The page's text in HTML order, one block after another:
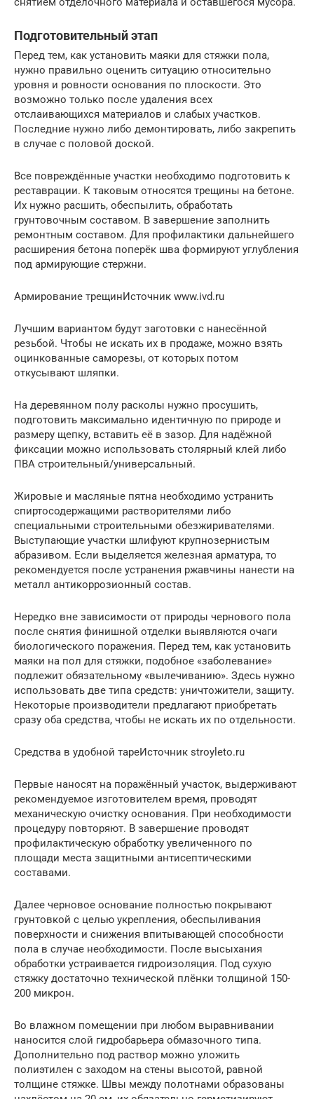
Подготовительный этап
Перед тем, как установить маяки для стяжки пола,
нужно правильно оценить ситуацию относительно
уровня и ровности основания по плоскости. Это
возможно только после удаления всех
отслаивающихся материалов и слабых участков.
Последние нужно либо демонтировать, либо закрепить
в случае с половой доской.
Все повреждённые участки необходимо подготовить к
реставрации. К таковым относятся трещины на бетоне.
Их нужно расшить, обеспылить, обработать
грунтовочным составом. В завершение заполнить
ремонтным составом. Для профилактики дальнейшего
расширения бетона поперёк шва формируют углубления
под армирующие стержни.
Армирование трещинИсточник www.ivd.ru
Лучшим вариантом будут заготовки с нанесённой
резьбой. Чтобы не искать их в продаже, можно взять
оцинкованные саморезы, от которых потом
откусывают шляпки.
На деревянном полу расколы нужно просушить,
подготовить максимально идентичную по природе и
размеру щепку, вставить её в зазор. Для надёжной
фиксации можно использовать столярный клей либо
ПВА строительный/универсальный.
Жировые и масляные пятна необходимо устранить
спиртосодержащими растворителями либо
специальными строительными обезжиривателями.
Выступающие участки шлифуют крупнозернистым
абразивом. Если выделяется железная арматура, то
рекомендуется после устранения ржавчины нанести на
металл антикоррозионный состав.
Нередко вне зависимости от природы чернового пола
после снятия финишной отделки выявляются очаги
биологического поражения. Перед тем, как установить
маяки на пол для стяжки, подобное «заболевание»
подлежит обязательному «вылечиванию». Здесь нужно
использовать две типа средств: уничтожители, защиту.
Некоторые производители предлагают приобретать
сразу оба средства, чтобы не искать их по отдельности.
Средства в удобной тареИсточник stroyleto.ru
Первые наносят на поражённый участок, выдерживают
рекомендуемое изготовителем время, проводят
механическую очистку основания. При необходимости
процедуру повторяют. В завершение проводят
профилактическую обработку увеличенного по
площади места защитными антисептическими
составами.
Далее черновое основание полностью покрывают
грунтовкой с целью укрепления, обеспыливания
поверхности и снижения впитывающей способности
пола в случае необходимости. После высыхания
обработки устраивается гидроизоляция. Под сухую
стяжку достаточно технической плёнки толщиной 150-
200 микрон.
Во влажном помещении при любом выравнивании
наносится слой гидробарьера обмазочного типа.
Дополнительно под раствор можно уложить
полиэтилен с заходом на стены высотой, равной
толщине стяжке. Швы между полотнами образованы